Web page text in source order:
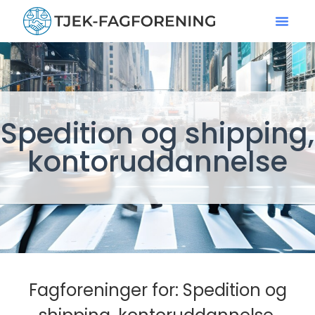
Spedition og shipping,
kontoruddannelse
Fagforeninger for: Spedition og